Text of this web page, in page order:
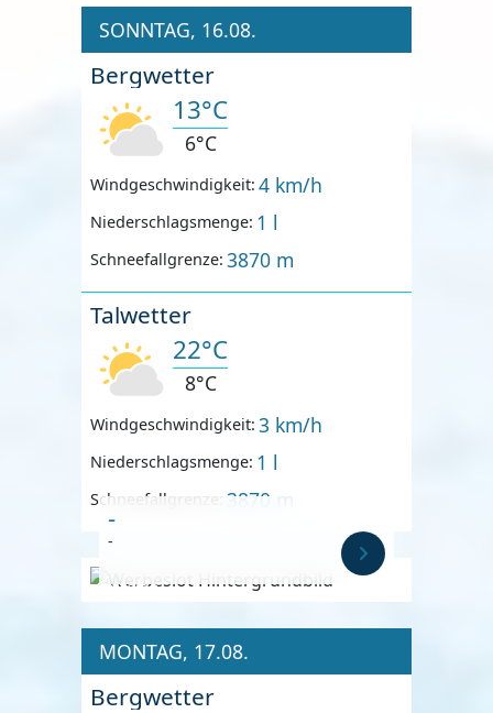
SONNTAG, 16.08.
Bergwetter
13°C
6°C
Windgeschwindigkeit: 4 km/h
Niederschlagsmenge: 1 l
Schneefallgrenze: 3870 m
Talwetter
22°C
8°C
Windgeschwindigkeit: 3 km/h
Niederschlagsmenge: 1 l
Schneefallgrenze: 3870 m
Anzeige
-
-
MONTAG, 17.08.
Bergwetter